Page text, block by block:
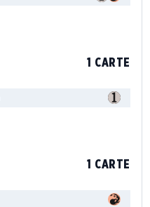
1 CARTE
1 CARTE